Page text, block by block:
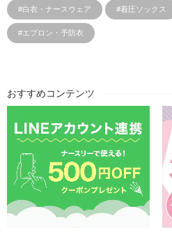
#白衣・ナースウェア #着圧ソックス
#エプロン・予防衣
おすすめコンテンツ